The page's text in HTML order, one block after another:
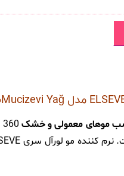
360 میلی لیتر (